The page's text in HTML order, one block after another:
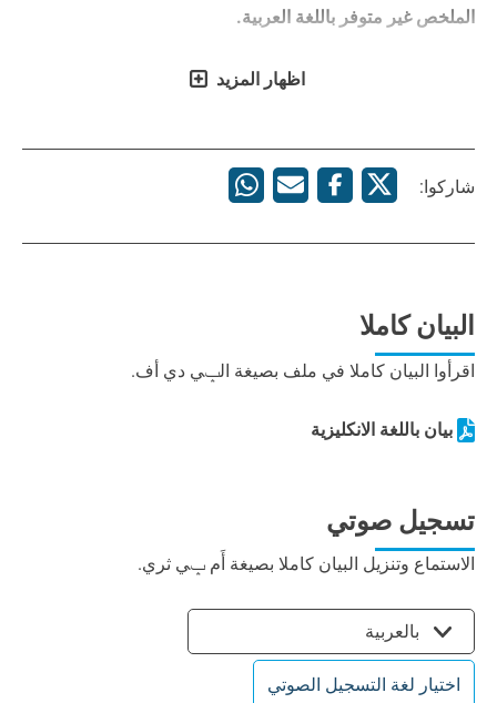
الملخص غير متوفر باللغة العربية.
اظهار المزيد
شاركوا:
البيان كاملا
اقرأوا البيان كاملا في ملف بصيغة الݒي دي أف.
بيان باللغة الانكليزية
تسجيل صوتي
الاستماع وتنزيل البيان كاملا بصيغة أَم ݒي ثري.
بالعربية
اختيار لغة التسجيل الصوتي